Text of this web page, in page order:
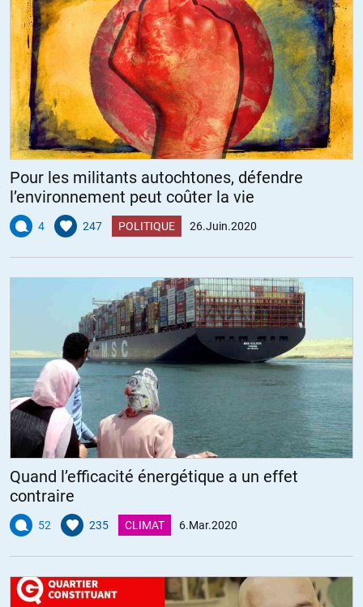
Pour les militants autochtones, défendre
l’environnement peut coûter la vie
4 247 POLITIQUE 26.Juin.2020
Quand l’efficacité énergétique a un effet
contraire
52 235 CLIMAT 6.Mar.2020